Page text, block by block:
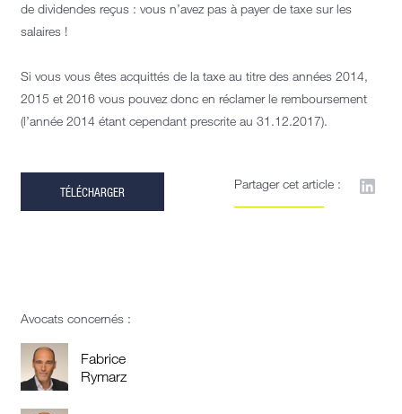
de dividendes reçus : vous n’avez pas à payer de taxe sur les
salaires !
Si vous vous êtes acquittés de la taxe au titre des années 2014,
2015 et 2016 vous pouvez donc en réclamer le remboursement
(l’année 2014 étant cependant prescrite au 31.12.2017).
TÉLÉCHARGER
Partager cet article :
Avocats concernés :
Fabrice
Rymarz